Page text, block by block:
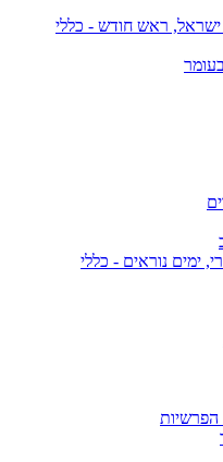
ישראל, ראש חודש - כללי
ימים נוראים - כללי